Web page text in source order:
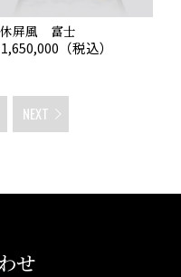
アップを
き、それを整えるこ
とを目的としていま
すが、現代でも良く
」は「天気」といい、
屏風 富士
1,650,000 （税込）
NEXT
せ